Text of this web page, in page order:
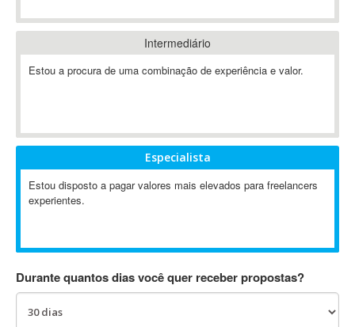
ABAP
Abaqus
ABBYY FineReader
Ableton
Ableton Push
Abstract
AC3
Intermediário
Estou a procura de uma combinação de experiência e valor.
Especialista
Estou disposto a pagar valores mais elevados para freelancers
experientes.
Durante quantos dias você quer receber propostas?